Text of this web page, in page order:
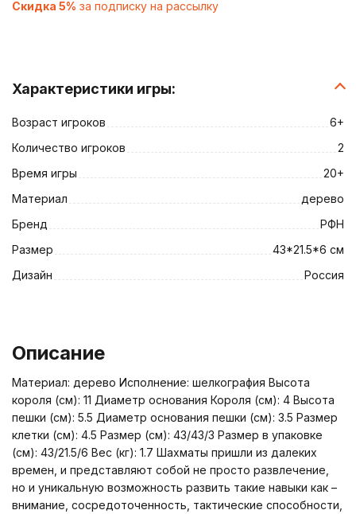
Характеристики игры:
Возраст игроков
6+
Количество игроков
2
Время игры
20+
Материал
дерево
Бренд
РФН
Размер
43*21.5*6 см
Дизайн
Россия
Скидка 5% за подписку на рассылку
Описание
Материал: дерево Исполнение: шелкография Высота
короля (см): 11 Диаметр основания Короля (см): 4 Высота
пешки (см): 5.5 Диаметр основания пешки (см): 3.5 Размер
клетки (см): 4.5 Размер (см): 43/43/3 Размер в упаковке
(см): 43/21.5/6 Вес (кг): 1.7 Шахматы пришли из далеких
времен, и представляют собой не просто развлечение,
но и уникальную возможность развить такие навыки как –
внимание, сосредоточенность, тактические способности,